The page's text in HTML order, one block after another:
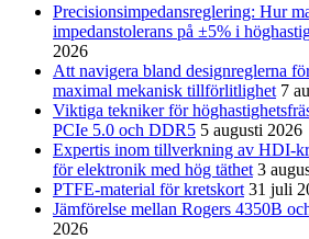
Precisionsimpedansreglering: Hur
impedanstolerans på ±5% i
2026
Att navigera bland designreglerna
maximal mekanisk tillförlitlighet 7
Viktiga tekniker för
PCIe 5.0 och DDR5 5 augusti 2026
Expertis inom tillverkning av HDI-
för elektronik med hög täthet 3
PTFE-material för kretskort 31 juli
Jämförelse mellan Rogers 4350B
2026